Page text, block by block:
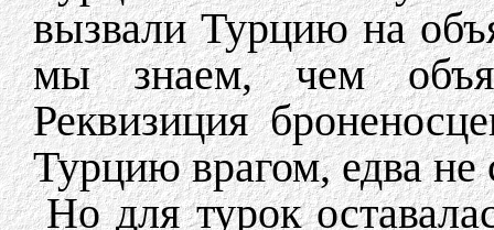
вызвали Турцию на
мы знаем, чем
Реквизиция
Турцию врагом, едва
Но для турок